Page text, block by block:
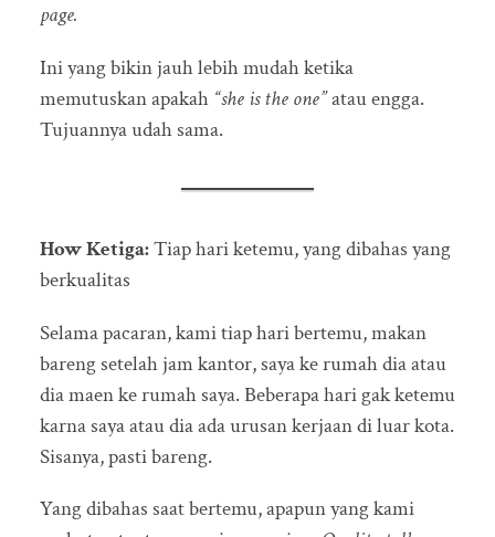
page.
Ini yang bikin jauh lebih mudah ketika
memutuskan apakah “she is the one”atau engga.
Tujuannya udah sama.
How Ketiga:Tiap hari ketemu, yang dibahas yang
berkualitas
Selama pacaran, kami tiap hari bertemu, makan
bareng setelah jam kantor, saya ke rumah dia atau
dia maen ke rumah saya. Beberapa hari gak ketemu
karna saya atau dia ada urusan kerjaan di luar kota.
Sisanya, pasti bareng.
Yang dibahas saat bertemu, apapun yang kami